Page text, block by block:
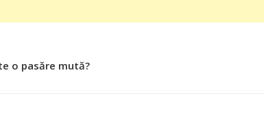
o pasăre mută?
păstrează substanţele benefice organismului